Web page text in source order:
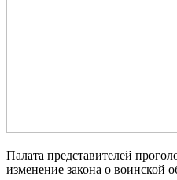
Палата представителей
изменение закона о воинской